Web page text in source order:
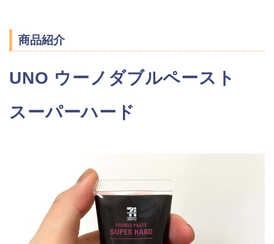
商品紹介
UNO ウーノダブルペースト
スーパーハード